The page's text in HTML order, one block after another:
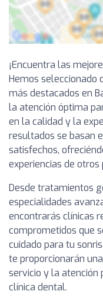
¡Encuentra las
Hemos seleccionado
más destacados en
la atención óptima
en la calidad y la
resultados se basan
satisfechos,
experiencias de otros
Desde tratamientos
especialidades
encontrarás clínicas
comprometidos que
cuidado para tu
te proporcionarán
servicio y la atención
clínica dental.